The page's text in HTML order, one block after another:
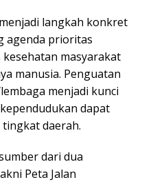
langkah konkret
agenda prioritas
masyarakat
manusia. Penguatan
menjadi kunci
dapat
daerah.
dari dua
Peta Jalan